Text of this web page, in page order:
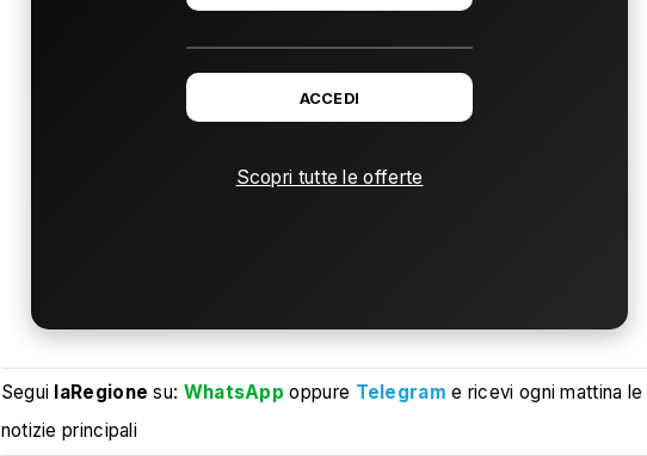
ACCEDI
Scopri tutte le offerte
Segui laRegione su: WhatsApp oppure Telegram e ricevi ogni mattina le
notizie principali